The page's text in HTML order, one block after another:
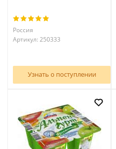
Россия
Артикул: 250333
Узнать о поступлении